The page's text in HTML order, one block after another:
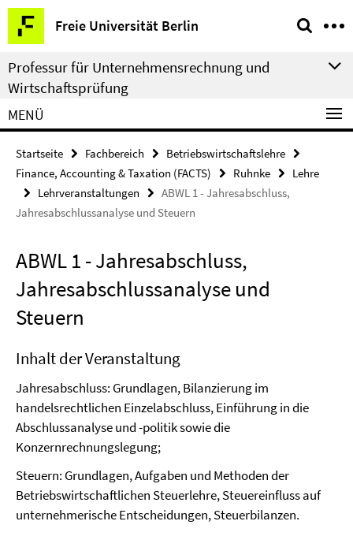
Springe
direkt
zu
Inhalt
Freie Universität Berlin
Service-
Navigation
Professur für Unternehmensrechnung und
Wirtschaftsprüfung
MENÜ
Startseite Fachbereich
Betriebswirtschaftslehre
Finance, Accounting & Taxation (FACTS)
Ruhnke
Lehre
Lehrveranstaltungen
ABWL 1 - Jahresabschluss,
Jahresabschlussanalyse und Steuern
ABWL 1 - Jahresabschluss,
Jahresabschlussanalyse und
Steuern
Inhalt der Veranstaltung
Jahresabschluss: Grundlagen, Bilanzierung im
handelsrechtlichen Einzelabschluss, Einführung in die
Abschlussanalyse und -politik sowie die
Konzernrechnungslegung;
Steuern: Grundlagen, Aufgaben und Methoden der
Betriebswirtschaftlichen Steuerlehre, Steuereinfluss auf
unternehmerische Entscheidungen, Steuerbilanzen.